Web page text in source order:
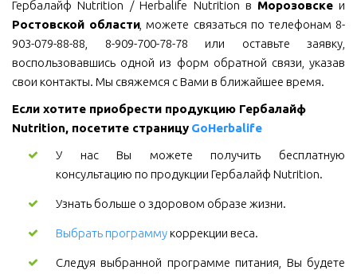
Гербалайф Nutrition / Herbalife Nutrition в Морозовскеи
Ростовской области, можете связаться по телефонам 8-
903-079-88-88, 8-909-700-78-78 или оставьте заявку,
воспользовавшись одной из форм обратной связи, указав
свои контакты. Мы свяжемся с Вами в ближайшее время.
Если хотите приобрести продукцию Гербалайф
Nutrition, посетите страницу GoHerbalife
У нас Вы можете получить бесплатную
консультацию по продукции Гербалайф Nutrition.
Узнать больше о здоровом образе жизни.
Выбрать программукоррекции веса.
Следуя выбранной программе питания, Вы будете